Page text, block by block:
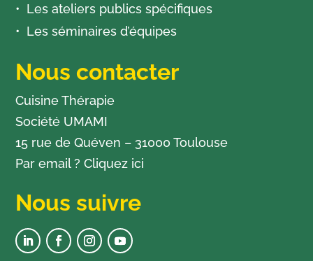
Les ateliers publics spécifiques
Les séminaires d’équipes
Nous contacter
Cuisine Thérapie
Société UMAMI
15 rue de Quéven – 31000 Toulouse
Par email ?Cliquez ici
Nous suivre